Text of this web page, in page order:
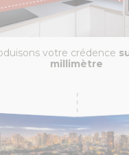
votre crédence
millimètre